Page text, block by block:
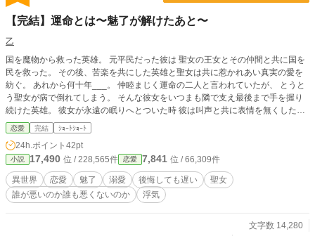
【完結】運命とは〜魅了が解けたあと〜
乙
国を魔物から救った英雄。 元平民だった彼は 聖女の王女とその仲間と共に国を
民を救った。 その後、苦楽を共にした英雄と聖女は共に惹かれあい真実の愛を
紡ぐ。 あれから何十年___。 仲睦まじく運命の二人と言われていたが、 とうと
う聖女が病で倒れてしまう。 そんな彼女をいつまも隣で支え最後まで手を握り
続けた英雄。 彼女が永遠の眠りへとついた時 彼は叫声と共に表情を無くした。
それは彼女を亡くした悲しみからだったのか、 それとも・・・・・ ※すべての
物語が都合よく魅了が暴かれるとは限らない。そんなお話。 _______________
_______ 以前投稿していた「魅了が解けたあと。」に 修正と加筆を加えたもの
になります。
恋愛 完結 ｼｮｰﾄｼｮｰﾄ
24h.ポイント 42pt
小説 17,490 位 / 228,565件 恋愛 7,841 位 / 66,309件
異世界 恋愛 魅了 溺愛 後悔しても遅い
聖女
誰が悪いのか誰も悪くないのか
浮気
文字数 14,280